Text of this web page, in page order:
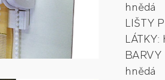
hnědá
LIŠTY
LÁTKY:
BARVY
hnědá